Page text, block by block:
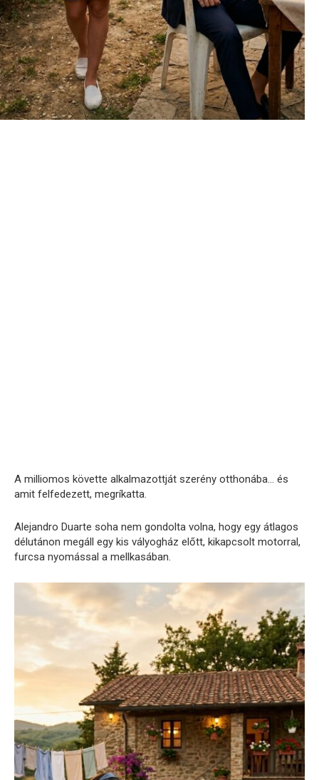
A milliomos követte alkalmazottját szerény otthonába… és
amit felfedezett, megríkatta.
Alejandro Duarte soha nem gondolta volna, hogy egy átlagos
délutánon megáll egy kis vályogház előtt, kikapcsolt motorral,
furcsa nyomással a mellkasában.